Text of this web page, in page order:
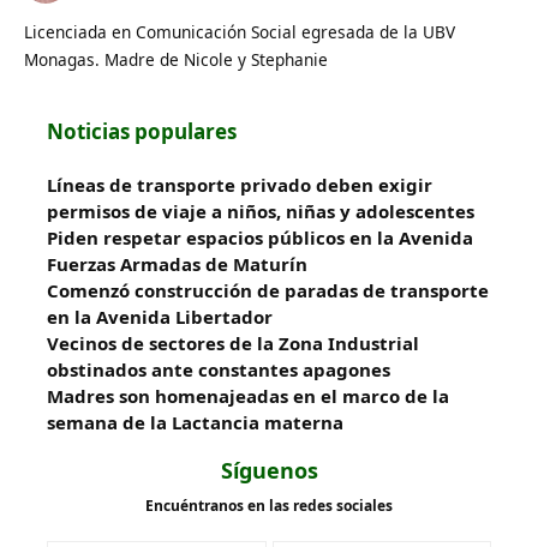
Licenciada en Comunicación Social egresada de la UBV
Monagas. Madre de Nicole y Stephanie
Noticias populares
Líneas de transporte privado deben exigir
permisos de viaje a niños, niñas y adolescentes
Piden respetar espacios públicos en la Avenida
Fuerzas Armadas de Maturín
​Comenzó construcción de paradas de transporte
en la Avenida Libertador
Vecinos de sectores de la Zona Industrial
obstinados ante constantes apagones
Madres son homenajeadas en el marco de la
semana de la Lactancia materna
Síguenos
Encuéntranos en las redes sociales